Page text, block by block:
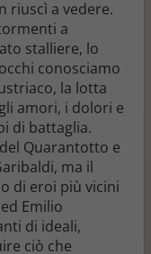
riuscì a vedere.
a
stalliere, lo
conosciamo
la lotta
amori, i dolori e
di battaglia.
Quarantotto e
ma il
di eroi più vicini
Emilio
di ideali,
ciò che